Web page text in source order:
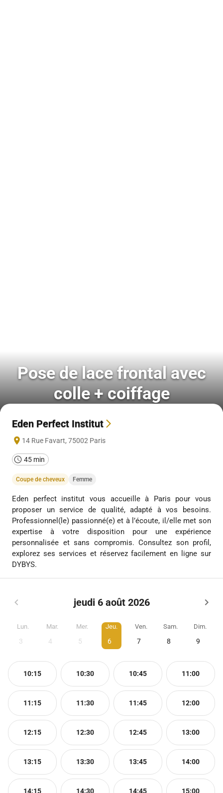
Pose de lace frontal avec
colle + coiffage
Eden Perfect Institut
14 Rue Favart, 75002 Paris
45 min
Coupe de cheveux Femme
Eden perfect institut vous accueille à Paris pour vous
proposer un service de qualité, adapté à vos besoins.
Professionnel(le) passionné(e) et à l’écoute, il/elle met son
expertise à votre disposition pour une expérience
personnalisée et sans compromis. Consultez son profil,
explorez ses services et réservez facilement en ligne sur
DYBYS.
jeudi 6 août 2026
Lun.
3
Mar.
4
Mer.
5
Jeu.
6
Ven.
7
Sam.
8
Dim.
9
10:15 10:30 10:45 11:00
11:15 11:30 11:45 12:00
12:15 12:30 12:45 13:00
13:15 13:30 13:45 14:00
14:15 14:30 14:45 15:00